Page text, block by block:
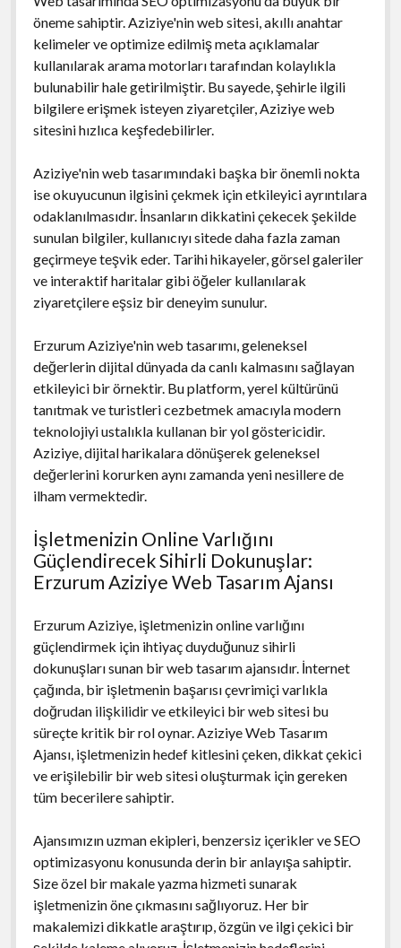
öneme sahiptir. Aziziye'nin web sitesi, akıllı anahtar
kelimeler ve optimize edilmiş meta açıklamalar
kullanılarak arama motorları tarafından kolaylıkla
bulunabilir hale getirilmiştir. Bu sayede, şehirle ilgili
bilgilere erişmek isteyen ziyaretçiler, Aziziye web
sitesini hızlıca keşfedebilirler.
Aziziye'nin web tasarımındaki başka bir önemli nokta
ise okuyucunun ilgisini çekmek için etkileyici ayrıntılara
odaklanılmasıdır. İnsanların dikkatini çekecek şekilde
sunulan bilgiler, kullanıcıyı sitede daha fazla zaman
geçirmeye teşvik eder. Tarihi hikayeler, görsel galeriler
ve interaktif haritalar gibi öğeler kullanılarak
ziyaretçilere eşsiz bir deneyim sunulur.
Erzurum Aziziye'nin web tasarımı, geleneksel
değerlerin dijital dünyada da canlı kalmasını sağlayan
etkileyici bir örnektir. Bu platform, yerel kültürünü
tanıtmak ve turistleri cezbetmek amacıyla modern
teknolojiyi ustalıkla kullanan bir yol göstericidir.
Aziziye, dijital harikalara dönüşerek geleneksel
değerlerini korurken aynı zamanda yeni nesillere de
ilham vermektedir.
İşletmenizin Online Varlığını
Güçlendirecek Sihirli Dokunuşlar:
Erzurum Aziziye Web Tasarım Ajansı
Erzurum Aziziye, işletmenizin online varlığını
güçlendirmek için ihtiyaç duyduğunuz sihirli
dokunuşları sunan bir web tasarım ajansıdır. İnternet
çağında, bir işletmenin başarısı çevrimiçi varlıkla
doğrudan ilişkilidir ve etkileyici bir web sitesi bu
süreçte kritik bir rol oynar. Aziziye Web Tasarım
Ajansı, işletmenizin hedef kitlesini çeken, dikkat çekici
ve erişilebilir bir web sitesi oluşturmak için gereken
tüm becerilere sahiptir.
Ajansımızın uzman ekipleri, benzersiz içerikler ve SEO
optimizasyonu konusunda derin bir anlayışa sahiptir.
Size özel bir makale yazma hizmeti sunarak
işletmenizin öne çıkmasını sağlıyoruz. Her bir
makalemizi dikkatle araştırıp, özgün ve ilgi çekici bir